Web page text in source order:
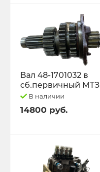
Вал 48-1701032 в
сб.первичный МТЗ
В наличии
14800 руб.